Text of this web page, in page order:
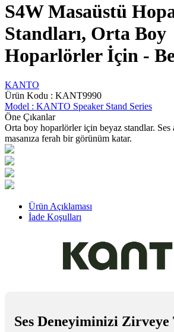
S4W Masaüstü
Standları, Orta Boy
Hoparlörler İçin -
KANTO
Ürün Kodu : KANT9990
Model : KANTO Speaker Stand Series
Öne Çıkanlar
Orta boy hoparlörler için beyaz standlar. Ses
masanıza ferah bir görünüm katar.
Ürün Açıklaması
İade Koşulları
Ses Deneyiminizi Zirveye